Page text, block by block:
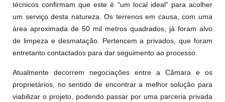
técnicos confirmam que este é “um local ideal” para acolher
um serviço desta natureza. Os terrenos em causa, com uma
área aproximada de 50 mil metros quadrados, já foram alvo
de limpeza e desmatação. Pertencem a privados, que foram
entretanto contactados para dar seguimento ao processo.
Atualmente decorrem negociações entre a Câmara e os
proprietários, no sentido de encontrar a melhor solução para
viabilizar o projeto, podendo passar por uma parceria privada